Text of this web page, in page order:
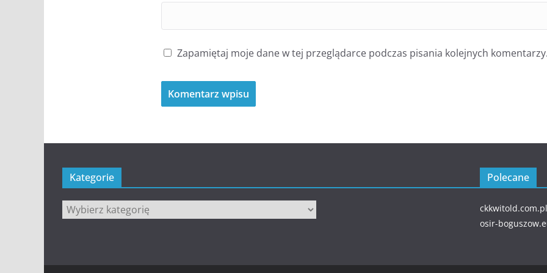
Zapamiętaj moje dane w tej przeglądarce podczas pisania kolejnych komentarzy.
Kategorie
Kategorie
Polecane
ckkwitold.com.pl
osir-